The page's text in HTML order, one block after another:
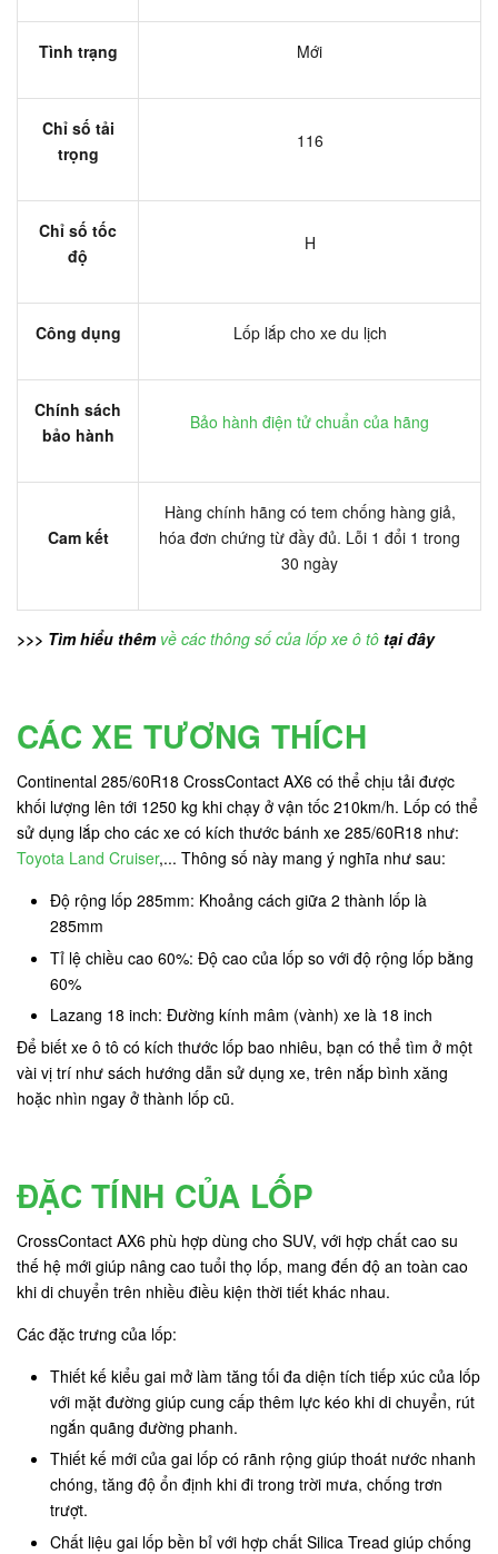
Tình trạng Mới
Chỉ số tải
trọng
116
Chỉ số tốc
độ
H
Công dụng Lốp lắp cho xe du lịch
Chính sách
bảo hành
Bảo hành điện tử chuẩn của hãng
Cam kết
Hàng chính hãng có tem chống hàng giả,
hóa đơn chứng từ đầy đủ. Lỗi 1 đổi 1 trong
30 ngày
>>> Tìm hiểu thêm về các thông số của lốp xe ô tô tại đây
CÁC XE TƯƠNG THÍCH
Continental 285/60R18 CrossContact AX6 có thể chịu tải được
khối lượng lên tới 1250 kg khi chạy ở vận tốc 210km/h. Lốp có thể
sử dụng lắp cho các xe có kích thước bánh xe 285/60R18 như:
Toyota Land Cruiser,... Thông số này mang ý nghĩa như sau:
Độ rộng lốp 285mm: Khoảng cách giữa 2 thành lốp là
285mm
Tỉ lệ chiều cao 60%: Độ cao của lốp so với độ rộng lốp bằng
60%
Lazang 18 inch: Đường kính mâm (vành) xe là 18 inch
Để biết xe ô tô có kích thước lốp bao nhiêu, bạn có thể tìm ở một
vài vị trí như sách hướng dẫn sử dụng xe, trên nắp bình xăng
hoặc nhìn ngay ở thành lốp cũ.
ĐẶC TÍNH CỦA LỐP
CrossContact AX6 phù hợp dùng cho SUV, với hợp chất cao su
thế hệ mới giúp nâng cao tuổi thọ lốp, mang đến độ an toàn cao
khi di chuyển trên nhiều điều kiện thời tiết khác nhau.
Các đặc trưng của lốp:
Thiết kế kiểu gai mở làm tăng tối đa diện tích tiếp xúc của lốp
với mặt đường giúp cung cấp thêm lực kéo khi di chuyển, rút
ngắn quãng đường phanh.
Thiết kế mới của gai lốp có rãnh rộng giúp thoát nước nhanh
chóng, tăng độ ổn định khi đi trong trời mưa, chống trơn
trượt.
Chất liệu gai lốp bền bỉ với hợp chất Silica Tread giúp chống